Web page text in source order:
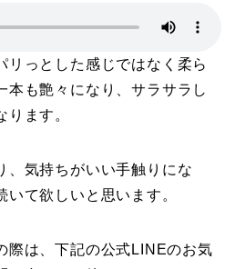
リっとした感じではなく柔ら
本も艶々になり、サラサラし
ます。
、気持ちがいい手触りにな
いて欲しいと思います。
際は、下記の公式LINEのお気